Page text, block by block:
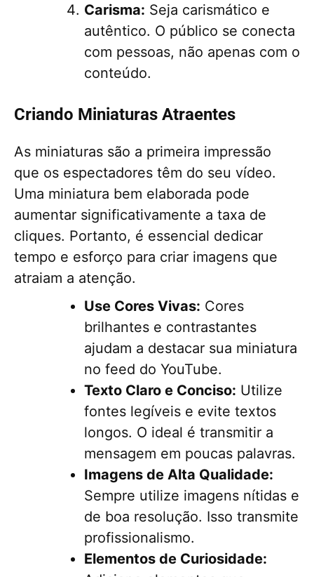
Carisma: Seja carismático e
autêntico. O público se conecta
com pessoas, não apenas com o
conteúdo.
Criando Miniaturas Atraentes
As miniaturas são a primeira impressão
que os espectadores têm do seu vídeo.
Uma miniatura bem elaborada pode
aumentar significativamente a taxa de
cliques. Portanto, é essencial dedicar
tempo e esforço para criar imagens que
atraiam a atenção.
Use Cores Vivas: Cores
brilhantes e contrastantes
ajudam a destacar sua miniatura
no feed do YouTube.
Texto Claro e Conciso: Utilize
fontes legíveis e evite textos
longos. O ideal é transmitir a
mensagem em poucas palavras.
Imagens de Alta Qualidade:
Sempre utilize imagens nítidas e
de boa resolução. Isso transmite
profissionalismo.
Elementos de Curiosidade: